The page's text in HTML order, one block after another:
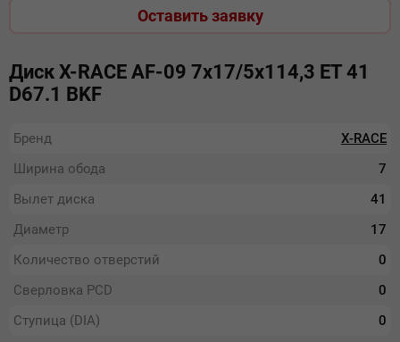
Оставить заявку
Диск X-RACE AF-09 7х17/5х114,3 ЕТ 41
D67.1 BKF
Бренд
X-RACE
Ширина обода
7
Вылет диска
41
Диаметр
17
Количество отверстий
0
Сверловка PCD
0
Ступица (DIA)
0